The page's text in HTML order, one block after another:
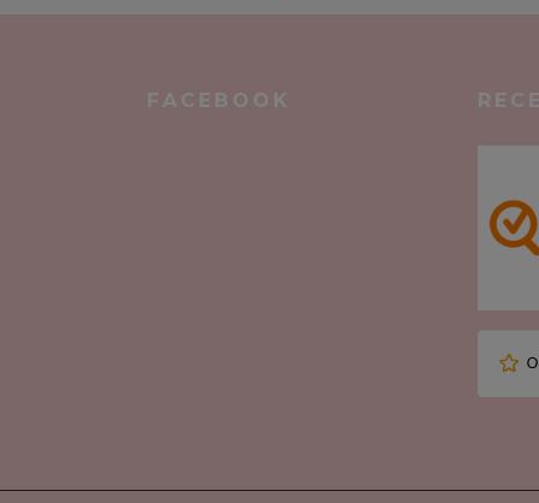
FACEBOOK